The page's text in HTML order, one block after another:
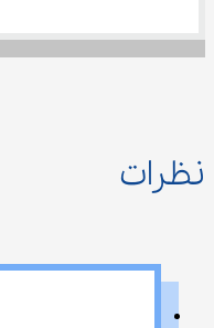
نظرات